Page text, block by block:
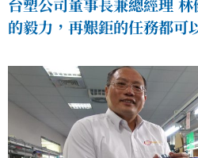
台塑公司董事長兼總經理
的毅力，再艱鉅的任務都可